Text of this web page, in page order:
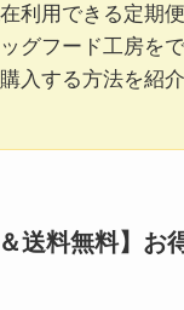
利用できる定期便
グフード工房をで
入する方法を紹介
送料無料】お